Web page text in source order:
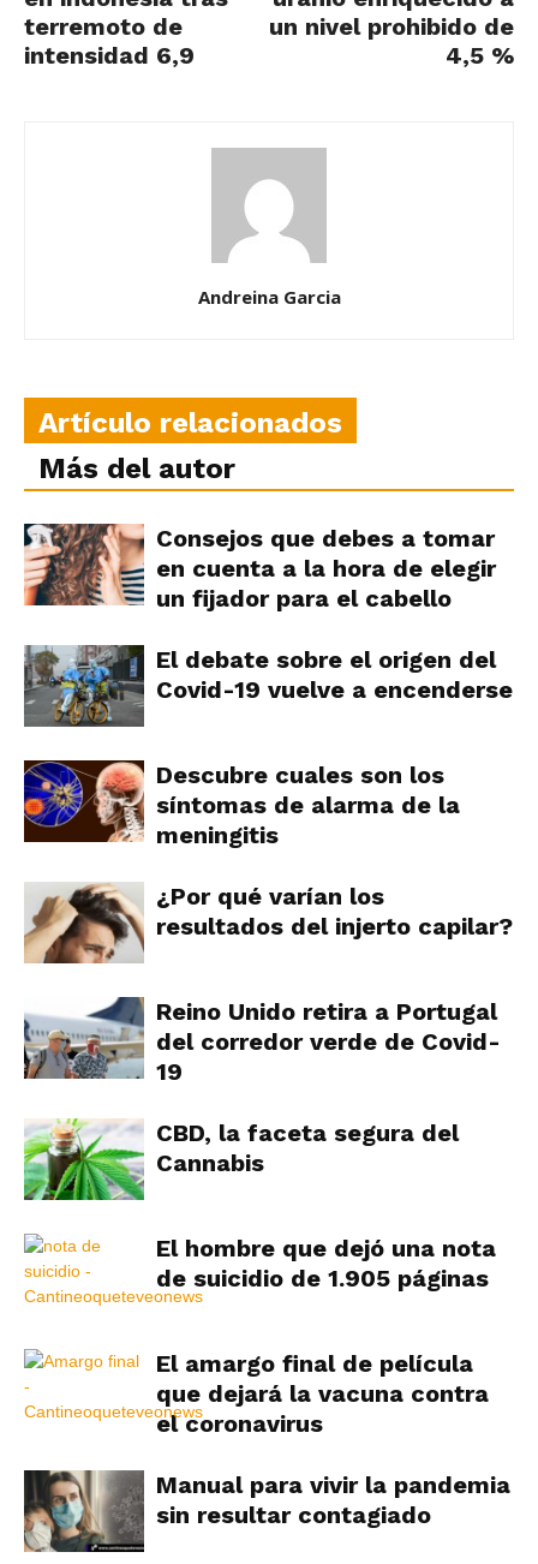
terremoto de
intensidad 6,9
un nivel prohibido de
4,5 %
Andreina Garcia
Artículo relacionados
Más del autor
Consejos que debes a tomar
en cuenta a la hora de elegir
un fijador para el cabello
El debate sobre el origen del
Covid-19 vuelve a encenderse
Descubre cuales son los
síntomas de alarma de la
meningitis
¿Por qué varían los
resultados del injerto capilar?
Reino Unido retira a Portugal
del corredor verde de Covid-
19
CBD, la faceta segura del
Cannabis
El hombre que dejó una nota
de suicidio de 1.905 páginas
El amargo final de película
que dejará la vacuna contra
el coronavirus
Manual para vivir la pandemia
sin resultar contagiado